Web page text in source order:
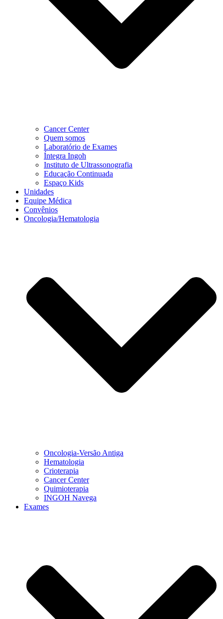
Cancer Center
Quem somos
Laboratório de Exames
Íntegra Ingoh
Instituto de Ultrassonografia
Educação Continuada
Espaço Kids
Unidades
Equipe Médica
Convênios
Oncologia/Hematologia
Oncologia-Versão Antiga
Hematologia
Crioterapia
Cancer Center
Quimioterapia
INGOH Navega
Exames